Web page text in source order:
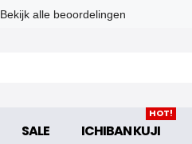
Bekijk alle beoordelingen
SALE ICHIBAN KUJI
HOT!